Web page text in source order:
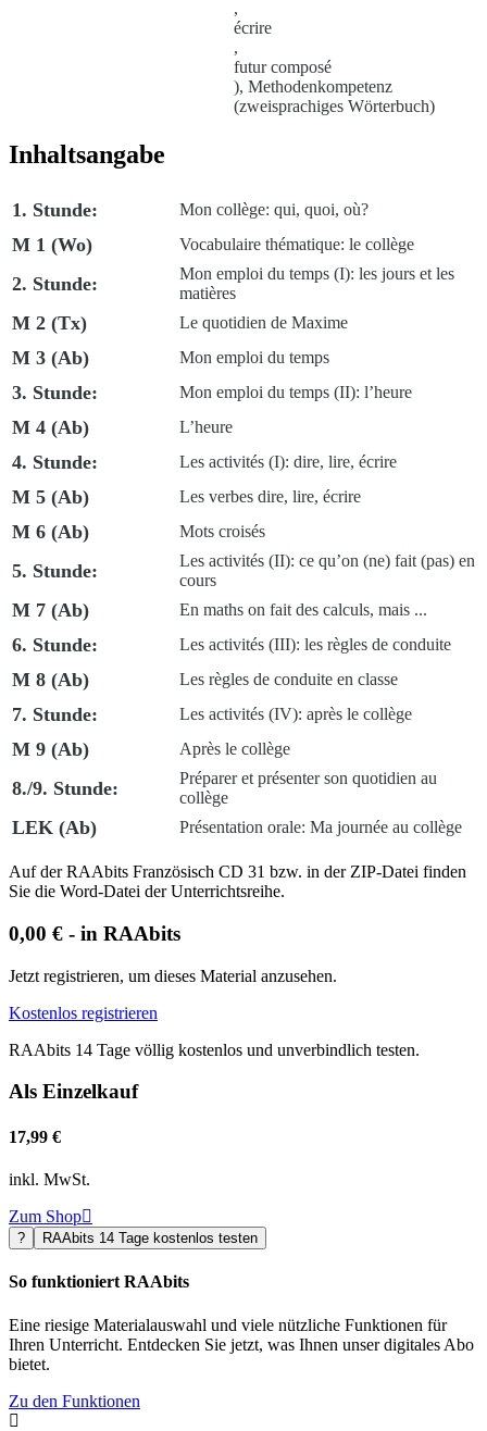
,
écrire
,
futur composé
), Methodenkompetenz
(zweisprachiges Wörterbuch)
Inhaltsangabe
1. Stunde: Mon collège: qui, quoi, où?
M 1 (Wo) Vocabulaire thématique: le collège
2. Stunde:
Mon emploi du temps (I): les jours et les
matières
M 2 (Tx) Le quotidien de Maxime
M 3 (Ab) Mon emploi du temps
3. Stunde: Mon emploi du temps (II): l’heure
M 4 (Ab) L’heure
4. Stunde: Les activités (I): dire, lire, écrire
M 5 (Ab) Les verbes dire, lire, écrire
M 6 (Ab) Mots croisés
5. Stunde:
Les activités (II): ce qu’on (ne) fait (pas) en
cours
M 7 (Ab) En maths on fait des calculs, mais ...
6. Stunde: Les activités (III): les règles de conduite
M 8 (Ab) Les règles de conduite en classe
7. Stunde: Les activités (IV): après le collège
M 9 (Ab) Après le collège
8./9. Stunde:
Préparer et présenter son quotidien au
collège
LEK (Ab) Présentation orale: Ma journée au collège
Auf derRAAbits Französisch CD 31 bzw. in der ZIP-Datei finden
Sie die Word-Datei der Unterrichtsreihe.
0,00 € - in RAAbits
Jetzt registrieren, um dieses Material anzusehen.
Kostenlos registrieren
RAAbits 14 Tage völlig kostenlos und unverbindlich testen.
Als Einzelkauf
17,99 €
inkl. MwSt.
Zum Shop
? RAAbits 14 Tage kostenlos testen
So funktioniert RAAbits
Eine riesige Materialauswahl und viele nützliche Funktionen für
Ihren Unterricht. Entdecken Sie jetzt, was Ihnen unser digitales Abo
bietet.
Zu den Funktionen
